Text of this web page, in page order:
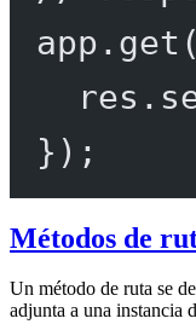
app. get (
res.
});
Métodos de
Un método de ruta se
adjunta a una instancia